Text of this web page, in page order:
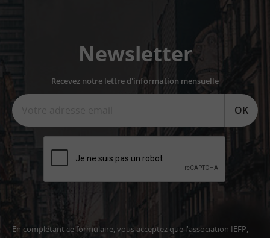
Newsletter
Recevez notre lettre d'information mensuelle
OK
En complétant ce formulaire, vous acceptez que l'association IEFP,